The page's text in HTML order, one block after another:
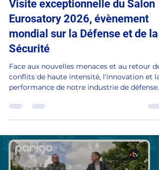
Catherine DUMAS
17 juin
2 min de lecture
Visite exceptionnelle du Salon
Eurosatory 2026, évènement
mondial sur la Défense et de la
Sécurité
Face aux nouvelles menaces et au retour
performance de notre industrie de défense
demeurent des défis majeurs pour garantir
sécurité de la France et renforcer notre